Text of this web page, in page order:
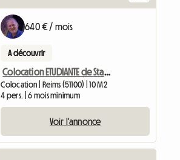
640 € / mois
A découvrir
Colocation ETUDIANTE de Standing - 2 Chambres de 10 à 13m²
Colocation | Reims (51100) | 10 M2
4 pers. | 6 mois minimum
Voir l'annonce